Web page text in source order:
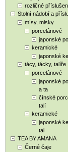
rozličné
Stolní nádobí a
mísy, misky
porcelánové
japonské
keramické
japonské
tácy, tácky, talíře
porcelánové
japonské
a ta
čínské
talí
keramické
japonské
tal
TEA BY AMANA
Černé čaje